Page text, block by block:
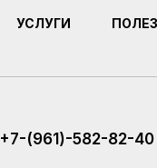
УСЛУГИ
+7-(961)-582-82-40